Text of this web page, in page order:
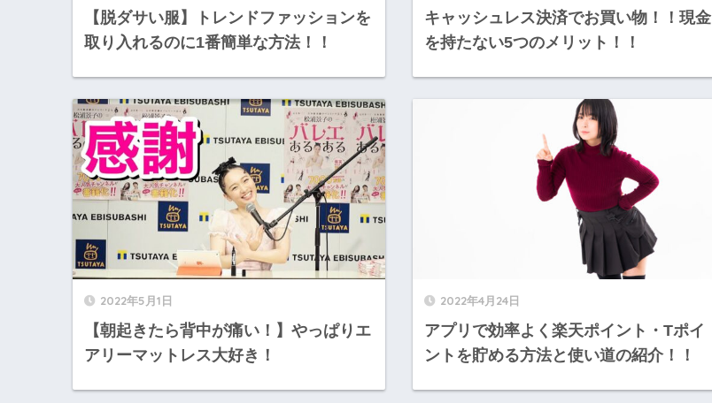
【脱ダサい服】トレンドファッションを
取り入れるのに1番簡単な方法！！
キャッシュレス決済でお買い物！！現金
を持たない5つのメリット！！
2022年5月1日
【朝起きたら背中が痛い！】やっぱりエ
アリーマットレス大好き！
2022年4月24日
アプリで効率よく楽天ポイント・Tポイ
ントを貯める方法と使い道の紹介！！